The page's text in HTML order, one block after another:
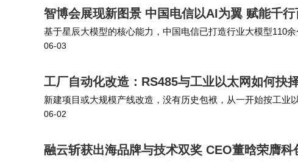
智博会展现新图景 中国电信以AI为翼 赋能千
基于星辰大模型的核心能力，中国电信已打造行业大模型110
台、星辰智慧教育平台与星辰智慧城市平台等在多个城市落地
06-03
工厂自动化改造：RS485与工业以太网如何抉
新建项目或大规模产线改造，没有历史包袱，从一开始按工业
询周期过长，已经成为生产效率的瓶颈；业务上有设备数据实
06-02
融云斩获出海品牌与技术双奖 CEO董晗荣膺科